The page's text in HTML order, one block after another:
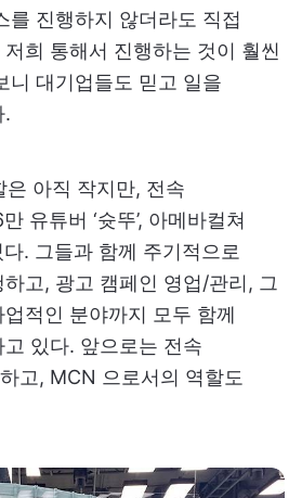
를 진행하지 않더라도 직접
희 통해서 진행하는 것이 훨씬
니 대기업들도 믿고 일을
.
아직 작지만, 전속
유튜버 ‘슛뚜’, 아메바컬쳐
다. 그들과 함께 주기적으로
고, 광고 캠페인 영업/관리, 그
적인 분야까지 모두 함께
있다. 앞으로는 전속
고, MCN 으로서의 역할도